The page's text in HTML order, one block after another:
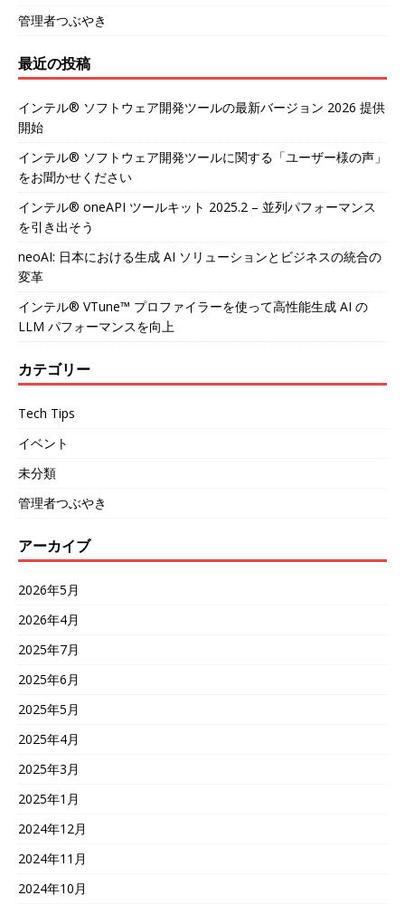
管理者つぶやき
最近の投稿
インテル® ソフトウェア開発ツールの最新バージョン 2026 提供
開始
インテル® ソフトウェア開発ツールに関する「ユーザー様の声」
をお聞かせください
インテル® oneAPI ツールキット 2025.2 – 並列パフォーマンス
を引き出そう
neoAI: 日本における生成 AI ソリューションとビジネスの統合の
変革
インテル® VTune™ プロファイラーを使って高性能生成 AI の
LLM パフォーマンスを向上
カテゴリー
Tech Tips
イベント
未分類
管理者つぶやき
アーカイブ
2026年5月
2026年4月
2025年7月
2025年6月
2025年5月
2025年4月
2025年3月
2025年1月
2024年12月
2024年11月
2024年10月